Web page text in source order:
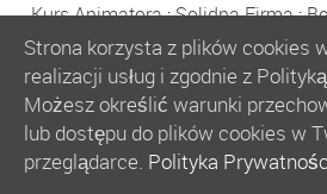
Kurs Animatora:Solidna Firma:
Animator Czasu
Bezpłatne Ogłoszenia Warszawa
Bańki Mydlane:Bezpłatne
Szkolenie Animatorów:Kurs
Kurs Animatora
Kurs Animatora Poznań:
Strona korzysta z plików cookies
realizacji usług i zgodnie z
Możesz określić warunki
lub dostępu do plików cookies w
przeglądarce. Polityka